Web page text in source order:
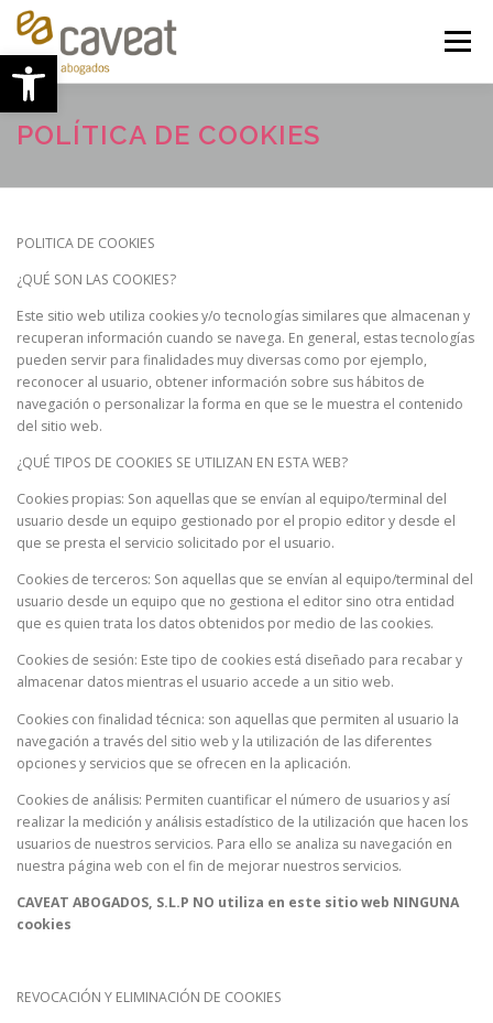
Abrir barra de herramientas
Saltar
contenido
Menú
ESPECIALIZACIÓN LA FIRMA
POLÍTICA DE COOKIES
POLITICA DE COOKIES
¿QUÉ SON LAS COOKIES?
Este sitio web utiliza cookies y/o tecnologías similares que almacenan y
recuperan información cuando se navega. En general, estas tecnologías
pueden servir para finalidades muy diversas como por ejemplo,
reconocer al usuario, obtener información sobre sus hábitos de
navegación o personalizar la forma en que se le muestra el contenido
del sitio web.
¿QUÉ TIPOS DE COOKIES SE UTILIZAN EN ESTA WEB?
Cookies propias: Son aquellas que se envían al equipo/terminal del
usuario desde un equipo gestionado por el propio editor y desde el
que se presta el servicio solicitado por el usuario.
Cookies de terceros: Son aquellas que se envían al equipo/terminal del
usuario desde un equipo que no gestiona el editor sino otra entidad
que es quien trata los datos obtenidos por medio de las cookies.
Cookies de sesión: Este tipo de cookies está diseñado para recabar y
almacenar datos mientras el usuario accede a un sitio web.
Cookies con finalidad técnica: son aquellas que permiten al usuario la
navegación a través del sitio web y la utilización de las diferentes
opciones y servicios que se ofrecen en la aplicación.
Cookies de análisis: Permiten cuantificar el número de usuarios y así
realizar la medición y análisis estadístico de la utilización que hacen los
usuarios de nuestros servicios. Para ello se analiza su navegación en
nuestra página web con el fin de mejorar nuestros servicios.
CAVEAT ABOGADOS, S.L.P NO utiliza en este sitio web NINGUNA
cookies
REVOCACIÓN Y ELIMINACIÓN DE COOKIES